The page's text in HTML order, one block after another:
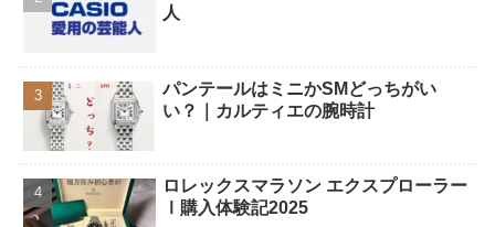
人
パンテールはミニかSMどっちがい
い？｜カルティエの腕時計
ロレックスマラソン エクスプローラー
Ⅰ購入体験記2025